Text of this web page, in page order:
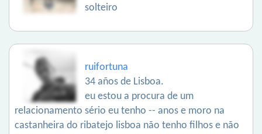
solteiro
ruifortuna
34 años de Lisboa.
eu estou a procura de um
relacionamento sério eu tenho -- anos e moro na
castanheira do ribatejo lisboa não tenho filhos e não